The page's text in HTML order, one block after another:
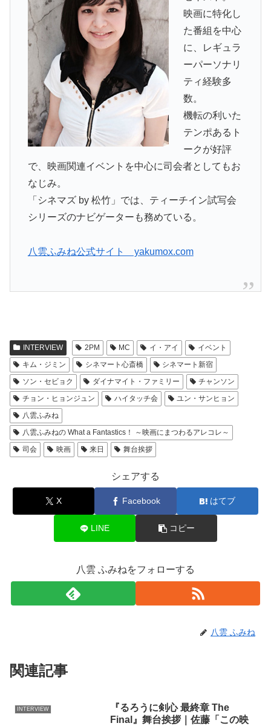
映画に特化し
た番組を中心
に、レギュラ
ーパーソナリ
ティ経験多
数。
機転の利いた
テンポあるト
ークが好評
で、映画関連イベントを中心に司会者としてもお
なじみ。
「シネマズ by 松竹」では、ティーチイン試写会
シリーズのナビゲーターも務めている。
八雲ふみね公式サイト yakumox.com
INTERVIEW 2PM MC イ・アイ
イベント
キム・ジミン
シネマート心斎橋
シネマート新宿
ソン・セビョク
ダイナマイト・ファミリー
チャンソン
チョン・ヒョンジュン
ハイタッチ会
ユン・サンヒョン
八雲ふみね
八雲ふみねの What a Fantastics！ ～映画にまつわるアレコレ～
司会
映画 来日 舞台挨拶
シェアする
X Facebook はてブ
LINE コピー
八雲 ふみねをフォローする
八雲 ふみね
関連記事
INTERVIEW
『るろうに剣心 最終章 The
Final』舞台挨拶｜佐藤「この映